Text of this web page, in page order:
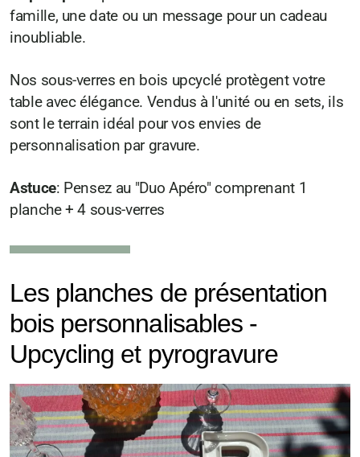
famille, une date ou un message pour un cadeau
inoubliable.
Nos sous-verres en bois upcyclé protègent votre
table avec élégance. Vendus à l'unité ou en sets, ils
sont le terrain idéal pour vos envies de
personnalisation par gravure.
Astuce: Pensez au "Duo Apéro" comprenant 1
planche + 4 sous-verres
Les planches de présentation
bois personnalisables -
Upcycling et pyrogravure
L'art de nommer
Noël au naturel
Rallumeuse d'étoiles
Porte clés, porte Gris-Gris
Pyrogravures